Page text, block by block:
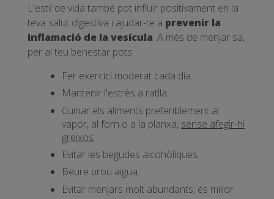
L'estil de vida també pot influir positivament en la
teva salut digestiva i ajudar-te a prevenir la
inflamació de la vesícula. A més de menjar sa,
per al teu benestar pots:
Fer exercici moderat cada dia.
Mantenir l'estrès a ratlla.
Cuinar els aliments preferiblement al
vapor, al forn o a la planxa, sense afegir-hi
greixos.
Evitar les begudes alcohòliques.
Beure prou aigua.
Evitar menjars molt abundants; és millor